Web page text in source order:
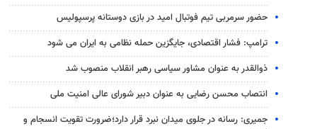
حضور سرمربی تیم فوتبال امید در بازی دوستانه پرسپولیس
ترامپ: فشار اقتصادی، جایگزین حمله نظامی به ایران می شود
ذوالقدر به عنوان مشاور سیاسی رهبر انقلاب منصوب شد
انتصاب محسن رضایی به عنوان دبیر شورای عالی امنیت ملی
جمیری: رسانه‌ در جلوی میدان نبرد قرار دارد؛ضرورت تقویت انسجام و